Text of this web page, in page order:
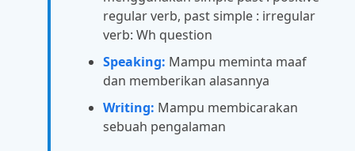
regular verb, past simple : irregular
verb: Wh question
Speaking: Mampu meminta maaf
dan memberikan alasannya
Writing: Mampu membicarakan
sebuah pengalaman